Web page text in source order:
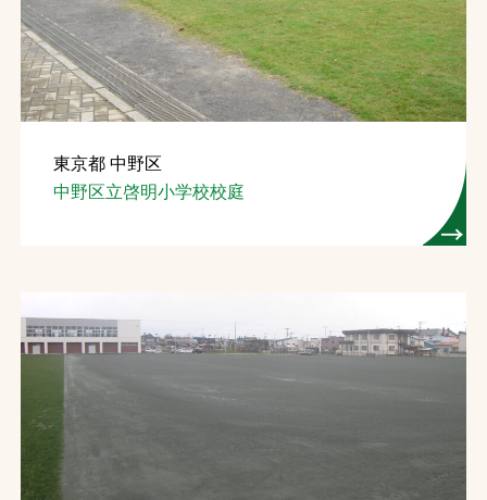
東京都 中野区
中野区立啓明小学校校庭